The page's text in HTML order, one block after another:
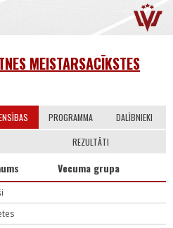
MEISTARSACĪKSTES
PROGRAMMA DALĪBNIEKI
REZULTĀTI
Vecuma grupa